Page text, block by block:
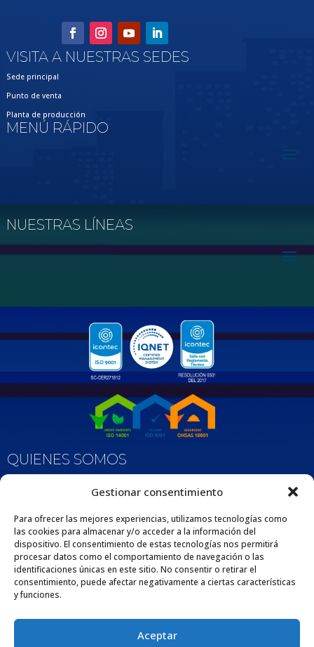
Gestionar consentimiento
Para ofrecer las mejores experiencias, utilizamos tecnologías como
las cookies para almacenar y/o acceder a la información del
dispositivo. El consentimiento de estas tecnologías nos permitirá
procesar datos como el comportamiento de navegación o las
identificaciones únicas en este sitio. No consentir o retirar el
consentimiento, puede afectar negativamente a ciertas características
y funciones.
Aceptar
VISITA A NUESTRAS SEDES
Sede principal
Punto de venta
Planta de producción
MENÚ RÁPIDO
NUESTRAS LÍNEAS
QUIENES SOMOS
a fabricar y comercializar tuberías y accesorios de polipropileno, adaptados
extensa trayectoria respalda nuestro compromiso con la excelencia y la
satisfacción de nuestros clientes por medio de nuestros productos y servicios.